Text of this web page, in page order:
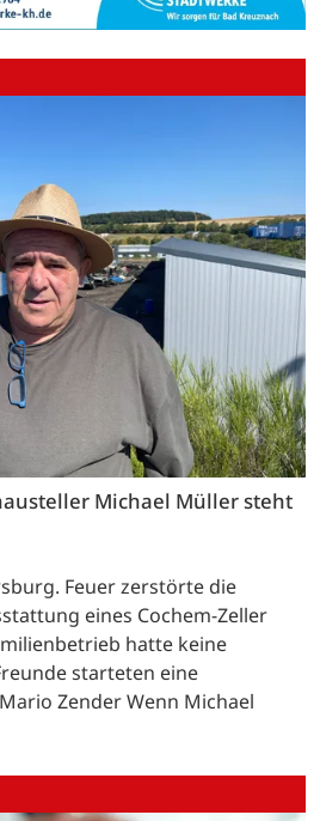
Michael Müller steht
Feuer zerstörte die
eines Cochem-Zeller
hatte keine
starteten eine
Zender Wenn Michael